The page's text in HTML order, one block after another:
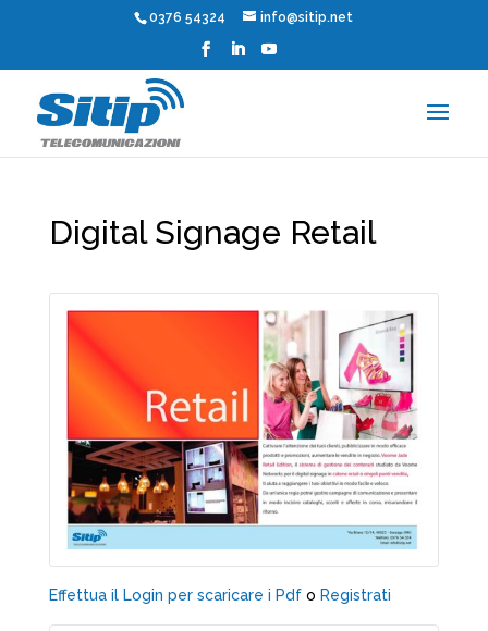
0376 54324 info@sitip.net
Digital Signage Retail
Effettua il Login per scaricare i Pdfo Registrati